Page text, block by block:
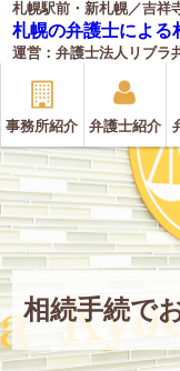
札幌駅前・新札幌／吉祥
札幌の弁護士による
運営：弁護士法人リブラ
事務所紹介 弁護士紹介
相続手続で